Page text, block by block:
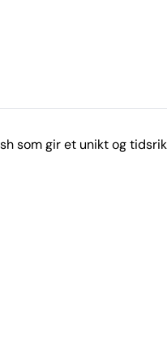
som gir et unikt og